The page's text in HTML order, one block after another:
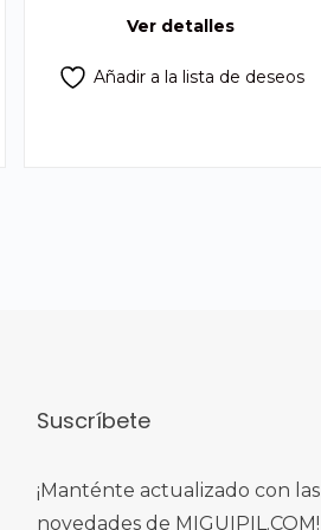
Ver detalles
Añadir a la lista de deseos
Suscríbete
¡Manténte actualizado con las
novedades de MIGUIPIL.COM!